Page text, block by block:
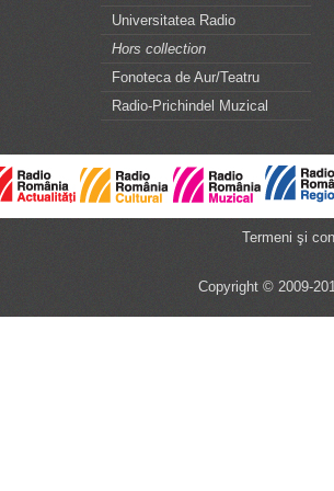
Universitatea Radio
Hors collection
Fonoteca de Aur/Teatru
Radio-Prichindel Muzical
Termeni şi
Copyright © 2009-